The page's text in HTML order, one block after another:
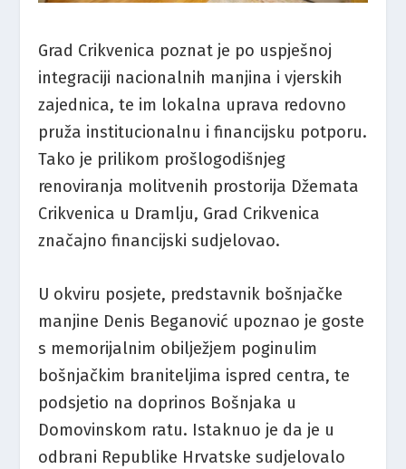
Grad Crikvenica poznat je po uspješnoj
integraciji nacionalnih manjina i vjerskih
zajednica, te im lokalna uprava redovno
pruža institucionalnu i financijsku potporu.
Tako je prilikom prošlogodišnjeg
renoviranja molitvenih prostorija Džemata
Crikvenica u Dramlju, Grad Crikvenica
značajno financijski sudjelovao.
U okviru posjete, predstavnik bošnjačke
manjine Denis Beganović upoznao je goste
s memorijalnim obilježjem poginulim
bošnjačkim braniteljima ispred centra, te
podsjetio na doprinos Bošnjaka u
Domovinskom ratu. Istaknuo je da je u
odbrani Republike Hrvatske sudjelovalo